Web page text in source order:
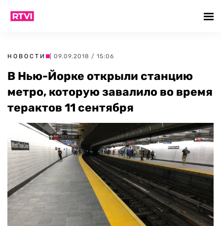
НОВОСТИ | 09.09.2018 / 15:06
В Нью-Йорке открыли станцию
метро, которую завалило во время
терактов 11 сентября